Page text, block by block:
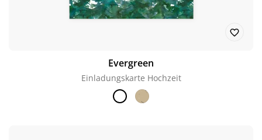
Evergreen
Einladungskarte Hochzeit